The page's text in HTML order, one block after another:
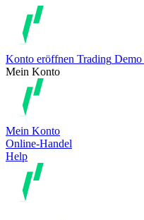
Konto eröffnen Trading Demo
Mein Konto
Mein Konto
Online-Handel
Help